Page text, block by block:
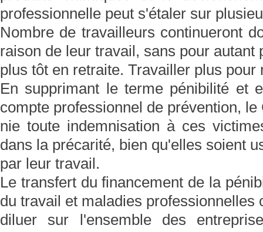
professionnelle peut s'étaler sur
Nombre de travailleurs continueront
raison de leur travail, sans pour autant
plus tôt en retraite. Travailler plus pour
En supprimant le terme pénibilité et
compte professionnel de prévention, le
nie toute indemnisation à ces
dans la précarité, bien qu'elles soient
par leur travail.
Le transfert du financement de la
du travail et maladies professionnelles
diluer sur l'ensemble des